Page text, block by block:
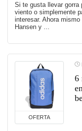
Si te gusta llevar gorra
viento o simplemente
interesar. Ahora
Hansen y ...
OFERTA
6